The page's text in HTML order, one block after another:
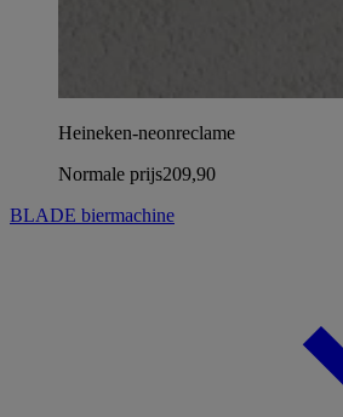
Heineken-neonreclame
Normale prijs209,90
BLADE biermachine